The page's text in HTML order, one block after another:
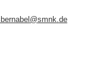
@smnk.de